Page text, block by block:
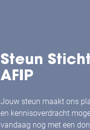
Steun
AFIP
Jouw steun maakt ons
en kennisoverdracht
vandaag nog met een